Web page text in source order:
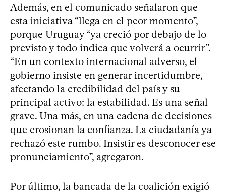
Además, en el comunicado señalaron que
esta iniciativa “llega en el peor momento”,
porque Uruguay “ya creció por debajo de lo
previsto y todo indica que volverá a ocurrir”.
“En un contexto internacional adverso, el
gobierno insiste en generar incertidumbre,
afectando la credibilidad del país y su
principal activo: la estabilidad. Es una señal
grave. Una más, en una cadena de decisiones
que erosionan la confianza. La ciudadanía ya
rechazó este rumbo. Insistir es desconocer ese
pronunciamiento”, agregaron.
Por último, la bancada de la coalición exigió